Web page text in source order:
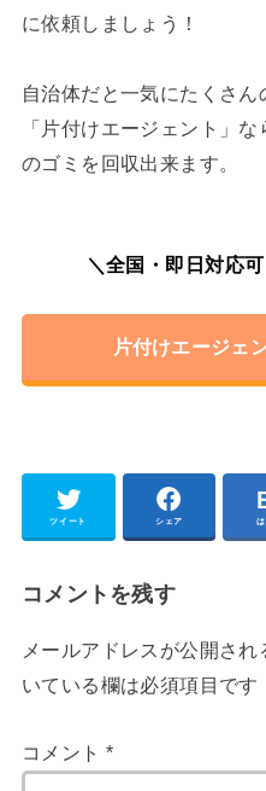
に依頼しましょう！
自治体だと一気にたくさん
「片付けエージェント」
のゴミを回収出来ます。
＼全国・即日対応
片付けエージェ
ツイート シェア
コメントを残す
メールアドレスが公開され
いている欄は必須項目です
コメント *